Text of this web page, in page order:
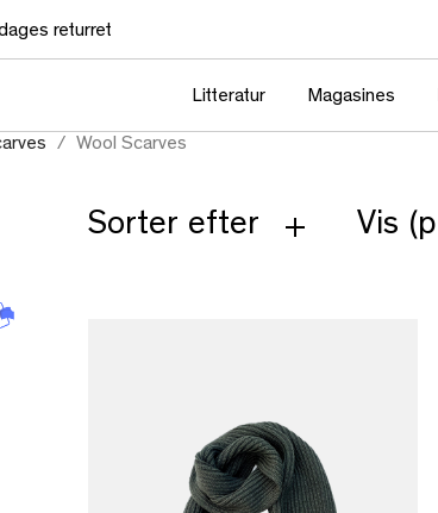
returret
Litteratur Magasines
Wool Scarves
Sorter efter Vis